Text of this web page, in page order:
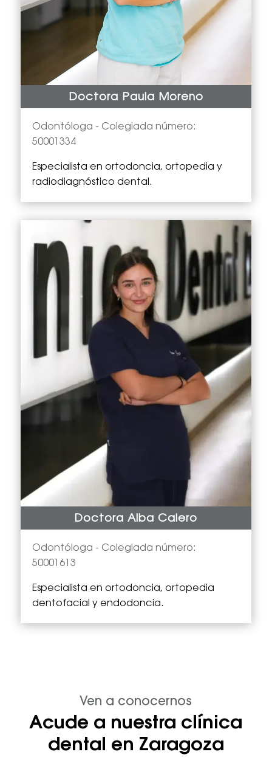
Doctora Paula Moreno
Odontóloga - Colegiada número:
50001334
Especialista en ortodoncia, ortopedia y
radiodiagnóstico dental.
Doctora Alba Calero
Odontóloga - Colegiada número:
50001613
Especialista en ortodoncia, ortopedia
dentofacial y endodoncia.
Ven a conocernos
Acude a nuestra clínica
dental en Zaragoza